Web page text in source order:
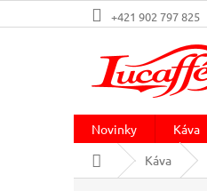
na
+421 902 797 825
Novinky Káva
DomovKáva